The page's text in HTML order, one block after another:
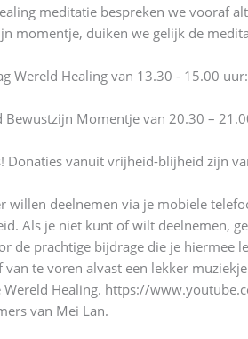
meditatie bespreken we vooraf
momentje, duiken we gelijk de
Wereld Healing van 13.30 - 15.00 uur:
Bewustzijn Momentje van 20.30 –
Donaties vanuit vrijheid-blijheid zijn
willen deelnemen via je mobiele
Als je niet kunt of wilt deelnemen,
de prachtige bijdrage die je hiermee
van te voren alvast een lekker
Healing. https://
van Mei Lan.